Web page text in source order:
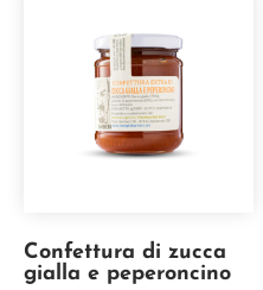
Confettura di zucca
gialla e peperoncino